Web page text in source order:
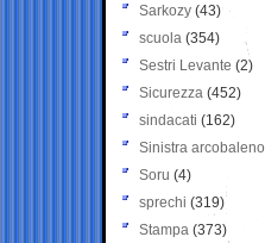
Sarkozy (43)
scuola (354)
Sestri Levante (2)
Sicurezza (452)
sindacati (162)
Sinistra arcobaleno
Soru (4)
sprechi (319)
Stampa (373)